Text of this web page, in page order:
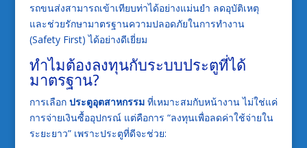
รถขนส่งสามารถเข้าเทียบท่าได้อย่างแม่นยำ ลดอุบัติเหตุ
และช่วยรักษามาตรฐานความปลอดภัยในการทำงาน
(Safety First) ได้อย่างดีเยี่ยม
ทำไมต้องลงทุนกับระบบประตูที่ได้
มาตรฐาน?
การเลือก ประตูอุตสาหกรรมที่เหมาะสมกับหน้างาน ไม่ใช่แค่
การจ่ายเงินซื้ออุปกรณ์ แต่คือการ “ลงทุนเพื่อลดค่าใช้จ่ายใน
ระยะยาว” เพราะประตูที่ดีจะช่วย: